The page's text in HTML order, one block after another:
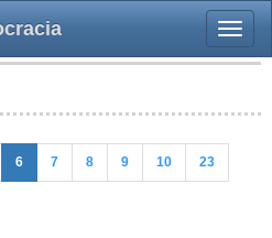
Toggle
6 7 8 9 10 23